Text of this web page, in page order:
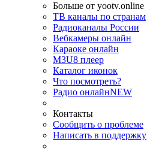
Больше от yootv.online
ТВ каналы по странам
Радиоканалы России
Вебкамеры онлайн
Караоке онлайн
M3U8 плеер
Каталог иконок
Что посмотреть?
Радио онлайнNEW
Контакты
Сообщить о проблеме
Написать в поддержку